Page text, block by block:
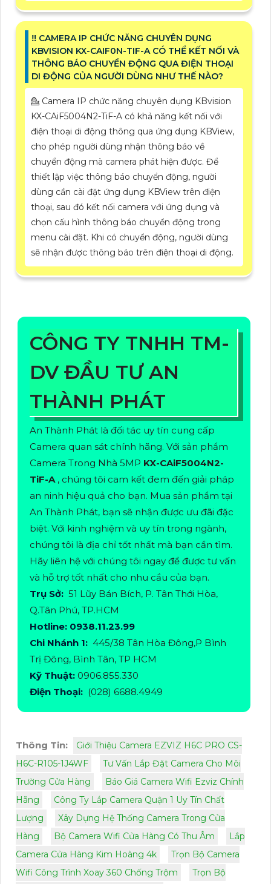
‼️ CAMERA IP CHỨC NĂNG CHUYÊN DỤNG
KBVISION KX-CAIF0N-TIF-A CÓ THỂ KẾT NỐI VÀ
THÔNG BÁO CHUYỂN ĐỘNG QUA ĐIỆN THOẠI
DI ĐỘNG CỦA NGƯỜI DÙNG NHƯ THẾ NÀO?
💁 Camera IP chức năng chuyên dụng KBvision
KX-CAiF5004N2-TiF-A có khả năng kết nối với
điện thoại di động thông qua ứng dụng KBView,
cho phép người dùng nhận thông báo về
chuyển động mà camera phát hiện được. Để
thiết lập việc thông báo chuyển động, người
dùng cần cài đặt ứng dụng KBView trên điện
thoại, sau đó kết nối camera với ứng dụng và
chọn cấu hình thông báo chuyển động trong
menu cài đặt. Khi có chuyển động, người dùng
sẽ nhận được thông báo trên điện thoại di động.
CÔNG TY TNHH TM-
DV ĐẦU TƯ AN
THÀNH PHÁT
An Thành Phát là đối tác uy tín cung cấp
Camera quan sát chính hãng. Với sản phẩm
Camera Trong Nhà 5MP KX-CAiF5004N2-
TiF-A , chúng tôi cam kết đem đến giải pháp
an ninh hiệu quả cho bạn. Mua sản phẩm tại
An Thành Phát, bạn sẽ nhận được ưu đãi đặc
biệt. Với kinh nghiệm và uy tín trong ngành,
chúng tôi là địa chỉ tốt nhất mà bạn cần tìm.
Hãy liên hệ với chúng tôi ngay để được tư vấn
và hỗ trợ tốt nhất cho nhu cầu của bạn.
Trụ Sở: 51 Lũy Bán Bích, P. Tân Thới Hòa,
Q.Tân Phú, TP.HCM
Hotline: 0938.11.23.99
Chi Nhánh 1: 445/38 Tân Hòa Đông,P Bình
Trị Đông, Bình Tân, TP HCM
Kỹ Thuật: 0906.855.330
Điện Thoại: (028) 6688.4949
Thông Tin:
Giới Thiệu Camera EZVIZ H6C PRO CS-
H6C-R105-1J4WF
Tư Vấn Lắp Đặt Camera Cho Môi
Trường Cửa Hàng
Báo Giá Camera Wifi Ezviz Chính
Hãng
Công Ty Lắp Camera Quận 1 Uy Tín Chất
Lượng
Xây Dựng Hệ Thống Camera Trong Cửa
Hàng
Bộ Camera Wifi Cửa Hàng Có Thu Âm
Lắp
Camera Cửa Hàng Kim Hoàng 4k
Trọn Bộ Camera
Wifi Công Trình Xoay 360 Chống Trộm
Trọn Bộ